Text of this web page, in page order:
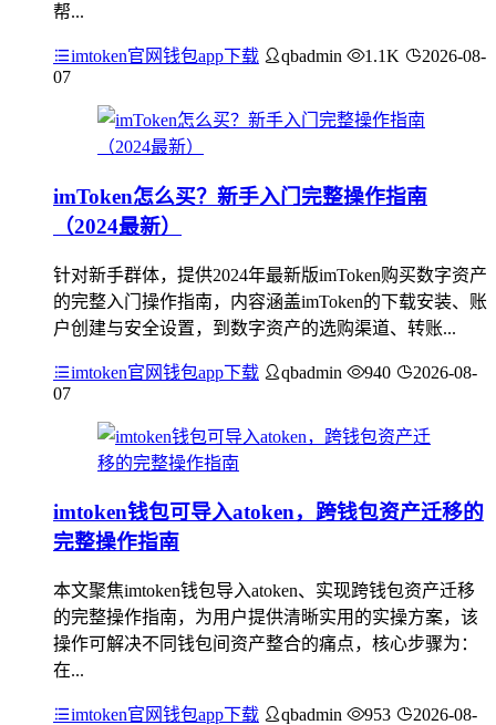
帮...
imtoken官网钱包app下载 qbadmin 1.1K
2026-08-
07
imToken怎么买？新手入门完整操作指南
（2024最新）
针对新手群体，提供2024年最新版imToken购买数字资产
的完整入门操作指南，内容涵盖imToken的下载安装、账
户创建与安全设置，到数字资产的选购渠道、转账...
imtoken官网钱包app下载 qbadmin 940
2026-08-
07
imtoken钱包可导入atoken，跨钱包资产迁移的
完整操作指南
本文聚焦imtoken钱包导入atoken、实现跨钱包资产迁移
的完整操作指南，为用户提供清晰实用的实操方案，该
操作可解决不同钱包间资产整合的痛点，核心步骤为：
在...
imtoken官网钱包app下载 qbadmin 953
2026-08-